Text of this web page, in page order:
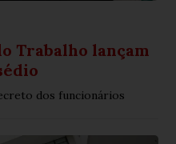
Trabalho lançam
dos funcionários